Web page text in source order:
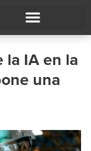
la IA en la
una